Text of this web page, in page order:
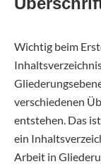
Wichtig beim
verschiedenen
entstehen. Das ist
ein
Arbeit in